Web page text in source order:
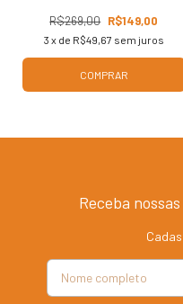
R$269,00 R$149,00
3 x de R$49,67 sem juros
COMPRAR
Receba